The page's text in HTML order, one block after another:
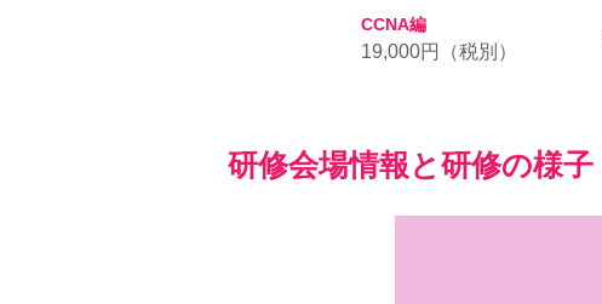
CCNA編
19,000円（税別）
研修会場情報と研修の様子